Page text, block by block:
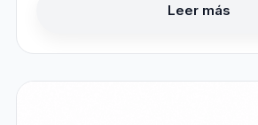
Leer más